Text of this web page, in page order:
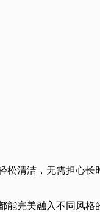
清洁，无需担心长
能完美融入不同风